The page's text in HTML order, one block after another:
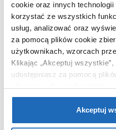
cookie oraz innych
korzystać ze wszystkich
usług, analizować oraz
za pomocą plików cookie
użytkownikach, wzorcach
Klikając „Akceptuj
udostępniasz za pomocą
partnerzy reklamowi.Jeśli
wymagane pliki cookie”.
zablokowane niektóre pliki
Akceptuj
WARTO DOKUPIĆ